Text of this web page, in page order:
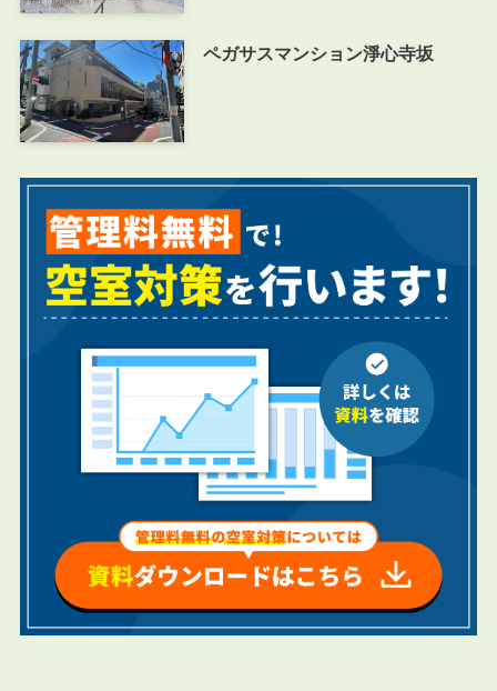
ペガサスマンション淨心寺坂